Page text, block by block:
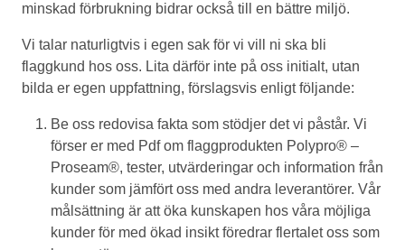
minskad förbrukning bidrar också till en bättre miljö.
Vi talar naturligtvis i egen sak för vi vill ni ska bli
flaggkund hos oss. Lita därför inte på oss initialt, utan
bilda er egen uppfattning, förslagsvis enligt följande:
Be oss redovisa fakta som stödjer det vi påstår. Vi
förser er med Pdf om flaggprodukten Polypro® –
Proseam®, tester, utvärderingar och information från
kunder som jämfört oss med andra leverantörer. Vår
målsättning är att öka kunskapen hos våra möjliga
kunder för med ökad insikt föredrar flertalet oss som